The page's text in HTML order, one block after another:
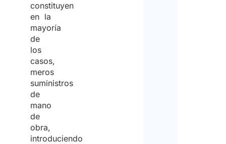
constituyen
en la
mayoría
de
los
casos,
meros
suministros
de
mano
de
obra,
introduciendo